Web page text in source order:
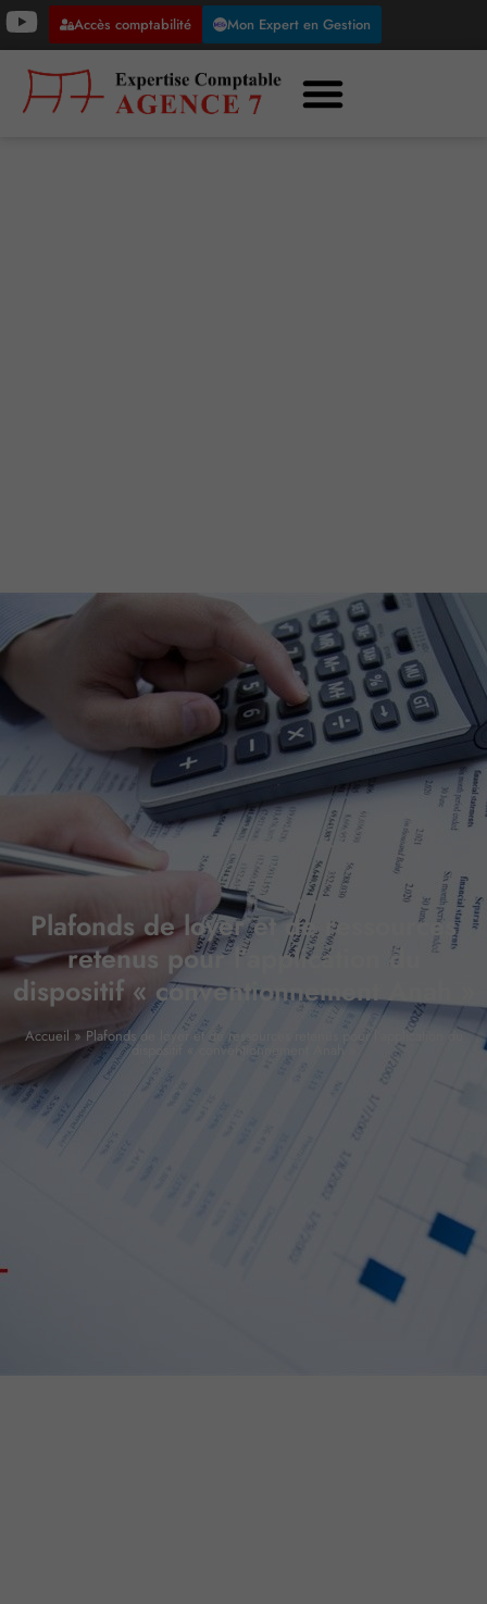
Accès comptabilité Mon Expert en Gestion
Plafonds de loyer et de ressources
retenus pour l’application du
dispositif « conventionnement Anah »
Accueil » Plafonds de loyer et de ressources retenus pour l’application du
dispositif « conventionnement Anah »